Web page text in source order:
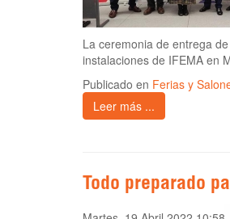
La ceremonia de entrega
instalaciones de IFEMA en
Publicado en Ferias y
Leer más ...
Todo preparado